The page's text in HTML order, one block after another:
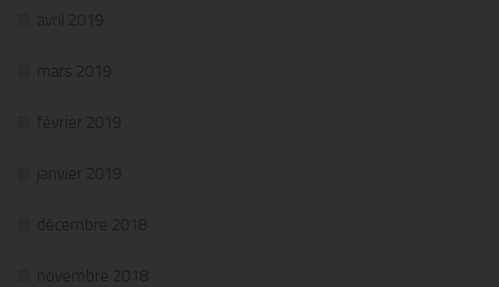
avril 2019
mars 2019
février 2019
janvier 2019
décembre 2018
novembre 2018